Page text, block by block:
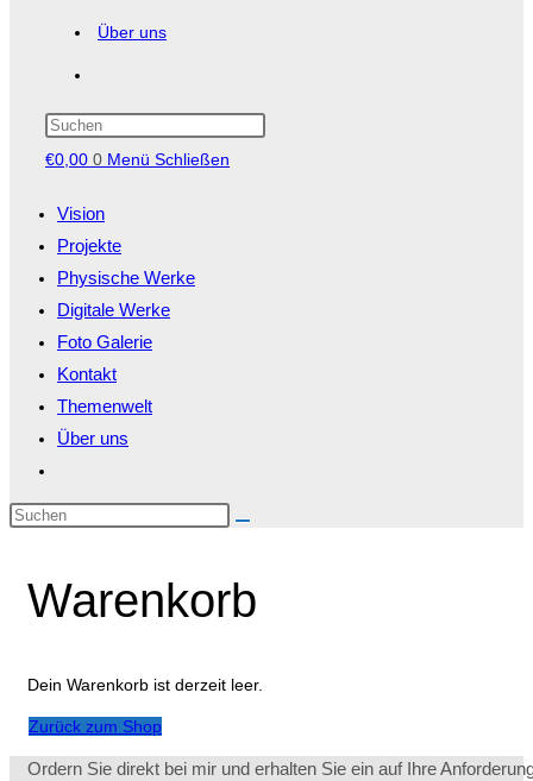
Über uns
Suche
umschalten
€0,00 0 Menü Schließen
Vision
Projekte
Physische Werke
Digitale Werke
Foto Galerie
Kontakt
Themenwelt
Über uns
Suche
umschalten
Diese
Warenkorb
Dein Warenkorb ist derzeit leer.
Zurück zum Shop
Ordern Sie direkt bei mir und erhalten Sie ein auf Ihre